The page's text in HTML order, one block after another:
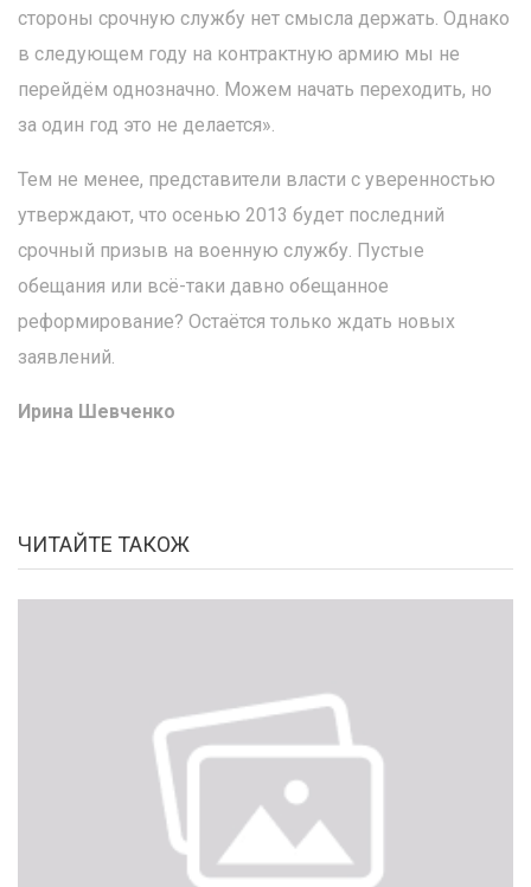
стороны срочную службу нет смысла держать. Однако
в следующем году на контрактную армию мы не
перейдём однозначно. Можем начать переходить, но
за один год это не делается».
Тем не менее, представители власти с уверенностью
утверждают, что осенью 2013 будет последний
срочный призыв на военную службу. Пустые
обещания или всё-таки давно обещанное
реформирование? Остаётся только ждать новых
заявлений.
Ирина Шевченко
ЧИТАЙТЕ ТАКОЖ